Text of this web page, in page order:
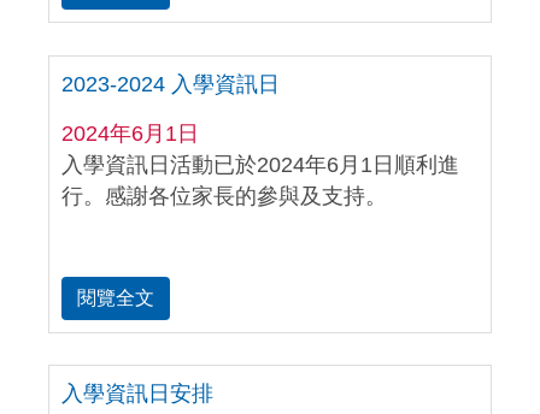
2023-2024 入學資訊日
2024年6月1日
入學資訊日活動已於2024年6月1日順利進
行。感謝各位家長的參與及支持。
閱覽全文
入學資訊日安排